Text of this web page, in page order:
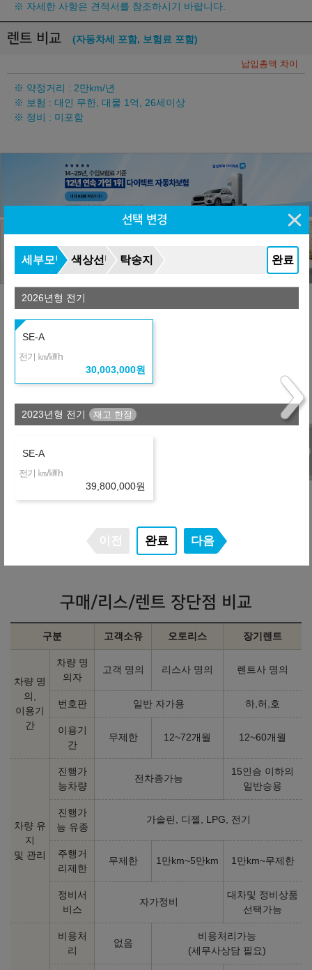
※ 자세한 사항은 견적서를 참조하시기 바랍니다.
렌트 비교 (자동차세 포함, 보험료 포함)
납입총액 차이
※ 약정거리 : 2만km/년
※ 보험 : 대인 무한, 대물 1억, 26세이상
※ 정비 : 미포함
- 산출하신 견적이 정확한지 상담을 통해 확인하시기 바랍니
다.
- 만 21세 이상, 면허 소지 1년 이상의 고객만 진행 가능합니
다.
- 금융사(렌트사)별 심사 기준은 다를 수 있으며, 신용 및 소득
불충족시 견적이 변경되거나 진행이 불가하실 수도 있습니다.
※ 보험 조건이나 약정거리 등 변경을 원하시는 견적은 플러
스 친구를 등록하시거나 상담문의를 남겨주세요.
구매/리스/렌트 장단점 비교
구분 고객소유 오토리스 장기렌트
차량 명
의,
이용기
간
차량 명
의자
고객 명의 리스사 명의 렌트사 명의
번호판 일반 자가용 하,허,호
이용기
간
무제한 12~72개월 12~60개월
차량 유
지
및 관리
진행가
능차량
전차종가능
15인승 이하의
일반승용
진행가
능 유종
가솔린, 디젤, LPG, 전기
주행거
리제한
무제한 1만km~5만km 1만km~무제한
정비서
비스
자가정비
대차및 정비상품
선택가능
비용처
리
없음
비용처리가능
(세무사상담 필요)
선택 변경
세부모델 색상선택 탁송지역 완료
2026년형 전기
SE-A
전기 ㎞/㎾h
30,003,000원
2023년형 전기
SE-A
전기 ㎞/㎾h
39,800,000원
완료 다음